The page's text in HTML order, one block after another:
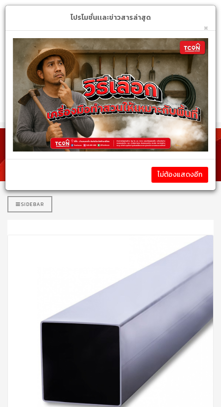
หมวดหมู่สินค้า
รายละเอียดสินค้า
SIDEBAR
โปรโมชั่นเเละข่าวสารล่าสุด
×
ไม่ต้องแสดงอีก